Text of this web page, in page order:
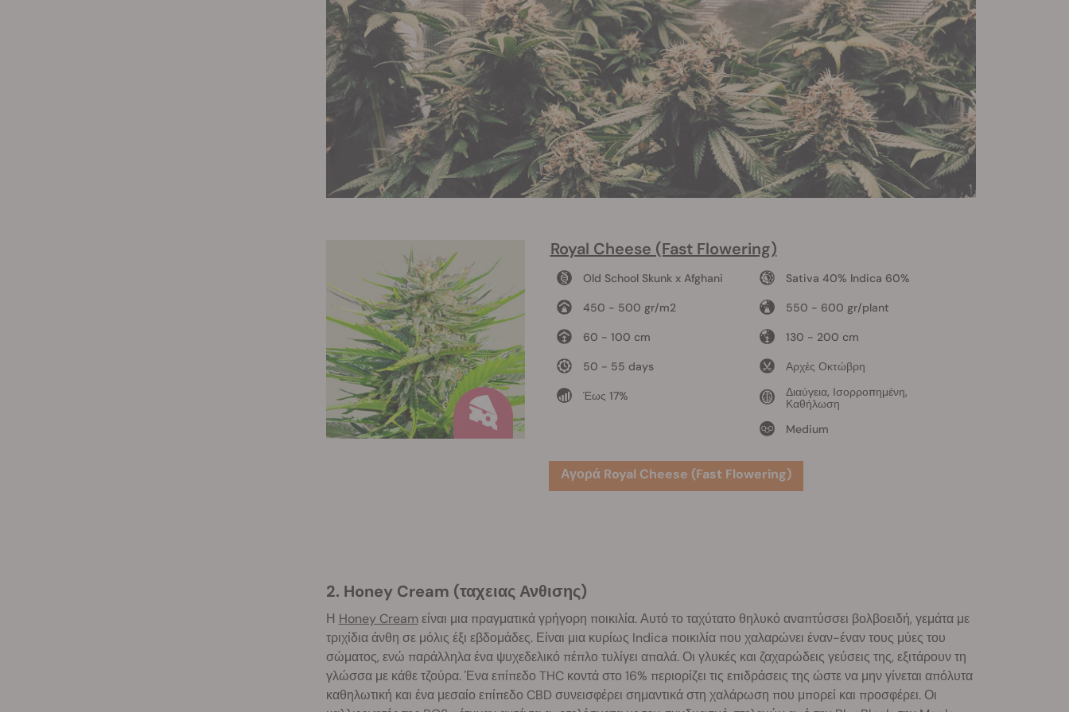
Royal Cheese (Fast Flowering)
Old School Skunk x Afghani
450 - 500 gr/m2
60 - 100 cm
50 - 55 days
Έως 17%
Sativa 40% Indica 60%
550 - 600 gr/plant
130 - 200 cm
Αρχές Οκτώβρη
Διαύγεια, Ισορροπημένη,
Καθήλωση
Medium
Αγορά Royal Cheese (Fast Flowering)
2. Honey Cream (ταχειας Ανθισης)
Η Honey Creamείναι μια πραγματικά γρήγορη ποικιλία. Αυτό το ταχύτατο θηλυκό αναπτύσσει βολβοειδή, γεμάτα με
τριχίδια άνθη σε μόλις έξι εβδομάδες. Είναι μια κυρίως Indica ποικιλία που χαλαρώνει έναν-έναν τους μύες του
σώματος, ενώ παράλληλα ένα ψυχεδελικό πέπλο τυλίγει απαλά. Οι γλυκές και ζαχαρώδεις γεύσεις της, εξιτάρουν τη
γλώσσα με κάθε τζούρα. Ένα επίπεδο THC κοντά στο 16% περιορίζει τις επιδράσεις της ώστε να μην γίνεται απόλυτα
καθηλωτική και ένα μεσαίο επίπεδο CBD συνεισφέρει σημαντικά στη χαλάρωση που μπορεί και προσφέρει. Οι